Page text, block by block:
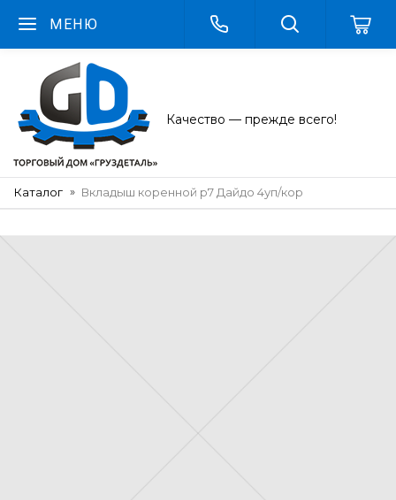
МЕНЮ
Качество — прежде всего!
Каталог Вкладыш коренной р7 Дайдо 4уп/кор